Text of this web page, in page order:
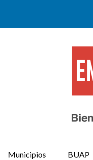
Municipios BUAP